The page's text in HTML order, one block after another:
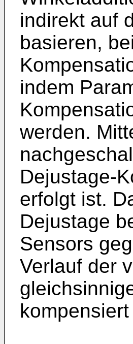
indirekt auf
basieren,
indem
werden.
Dejustage-
erfolgt ist.
Dejustage
Sensors
Verlauf der